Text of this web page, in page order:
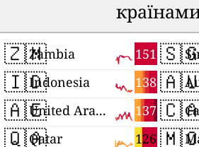
🇿🇲 151
Zambia
🇮🇩 138
Indonesia
🇦🇪 137
United Arab Emirates
🇶🇦 126
Qatar